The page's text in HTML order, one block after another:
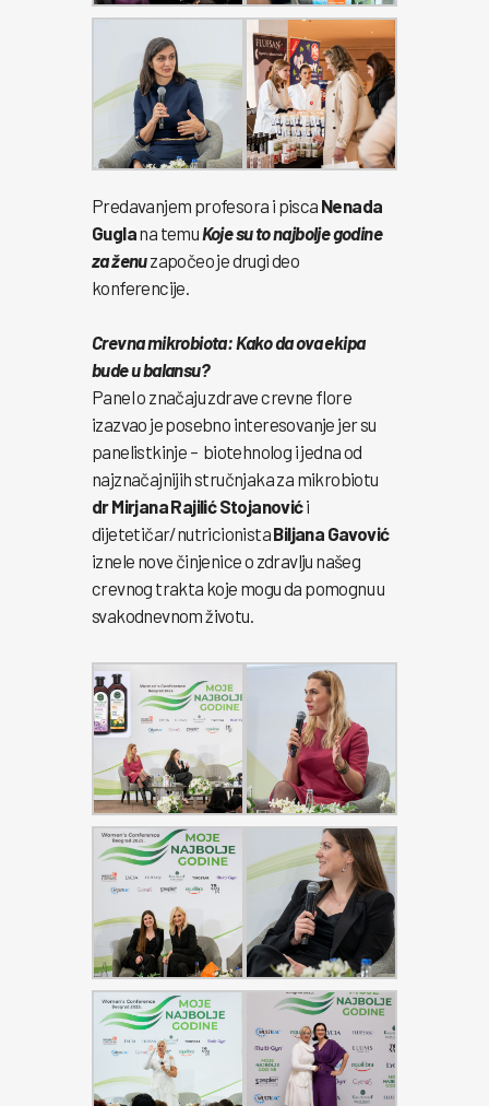
Predavanjem profesora i pisca Nenada
Guglana temu Koje su to najbolje godine
za ženuzapočeo je drugi deo
konferencije.
Crevna mikrobiota: Kako da ova ekipa
bude u balansu?
Panel o značaju zdrave crevne flore
izazvao je posebno interesovanje jer su
panelistkinje – biotehnolog i jedna od
najznačajnijih stručnjaka za mikrobiotu
dr Mirjana Rajilić Stojanovići
dijetetičar/nutricionistaBiljana Gavović
iznele nove činjenice o zdravlju našeg
crevnog trakta koje mogu da pomognu u
svakodnevnom životu.